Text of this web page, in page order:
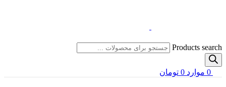
Products search
0 موارد 0 تومان